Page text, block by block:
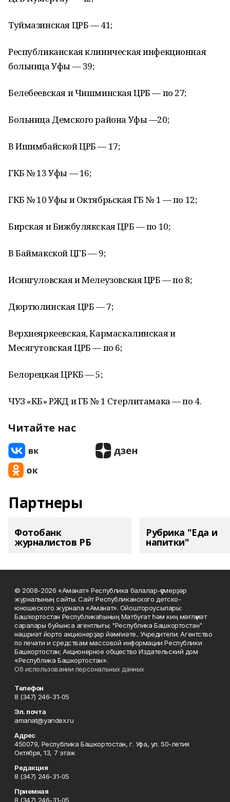
Туймазинская ЦРБ — 41;
Республиканская клиническая инфекционная
больница Уфы — 39;
Белебеевская и Чишминская ЦРБ — по 27;
Больница Демского района Уфы —20;
В Ишимбайской ЦРБ — 17;
ГКБ № 13 Уфы — 16;
ГКБ № 10 Уфы и Октябрьская ГБ № 1 — по 12;
Бирская и Бижбулякская ЦРБ — по 10;
В Баймакской ЦГБ — 9;
Исянгуловская и Мелеузовская ЦРБ — по 8;
Дюртюлинская ЦРБ — 7;
Верхнеяркеевская, Кармаскалинская и
Месягутовская ЦРБ — по 6;
Белорецкая ЦРКБ — 5;
ЧУЗ «КБ» РЖД и ГБ № 1 Стерлитамака — по 4.
Читайте нас
Партнеры
Фотобанк
журналистов РБ
Рубрика "Еда и
напитки"
© 2008-2026 «Аманат» Республика балалар-үҫмерҙәр
журналының сайты. Сайт Республиканского детско-
юношеского журнала «Аманат». Ойоштороусылары:
Башҡортостан Республикаһының Матбуғат һәм киң мәғлүмәт
саралары буйынса агентлығы; "Республика Башкортостан"
нәшриәт йорто акционерҙар йәмғиәте.. Учредители: Агентство
по печати и средствам массовой информации Республики
Башкортостан; Акционерное общество Издательский дом
«Республика Башкортостан».
Об использовании персональных данных
Телефон
8 (347) 246-31-05
Эл. почта
amanat@yandex.ru
Адрес
450079, Республика Башкортостан, г. Уфа, ул. 50-летия
Октября, 13, 7 этаж
Редакция
8 (347) 246-31-05
Приемная
8 (347) 246-31-05